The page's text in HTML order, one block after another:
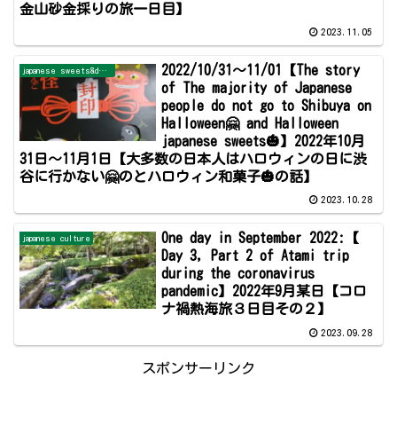
金山砂金採りの旅一日目】
2023.11.05
japanese sweets&dessert
2022/10/31～11/01【The story
of The majority of Japanese
people do not go to Shibuya on
Halloween🤗 and Halloween
japanese sweets🎃】2022年10月
31日～11月1日【大多数の日本人はハロウィンの日に渋
谷に行かない🤗のとハロウィン和菓子🎃の話】
2023.10.28
japanese culture
One day in September 2022:【
Day 3, Part 2 of Atami trip
during the coronavirus
pandemic】2022年9月某日【コロ
ナ禍熱海旅３日目その２】
2023.09.28
スポンサーリンク